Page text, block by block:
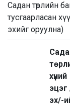
Садан төрлийн
тусгаарласан
эхийг оруулна)
хүний
эцэг
эх/-